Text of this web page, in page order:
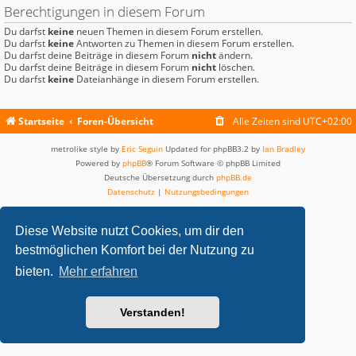
Diese Website nutzt Cookies, um dir den
bestmöglichen Komfort bei der Nutzung zu
bieten. Mehr erfahren
Verstanden!
Berechtigungen in diesem Forum
Du darfst keine neuen Themen in diesem Forum erstellen.
Du darfst keineAntworten zu Themen in diesem Forum erstellen.
Du darfst deine Beiträge in diesem Forum nichtändern.
Du darfst deine Beiträge in diesem Forum nicht löschen.
Du darfst keine Dateianhänge in diesem Forum erstellen.
Startseite Foren-Übersicht Alle Zeiten sind UTC+02:00
metrolike style by Eric Seguin Updated for phpBB3.2 by Ian Bradley
Powered by phpBB® Forum Software © phpBB Limited
Deutsche Übersetzung durch phpBB.de
Datenschutz | Nutzungsbedingungen